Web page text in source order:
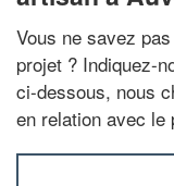
Vous ne savez
projet ? Indiquez-
ci-dessous, nous
en relation avec le